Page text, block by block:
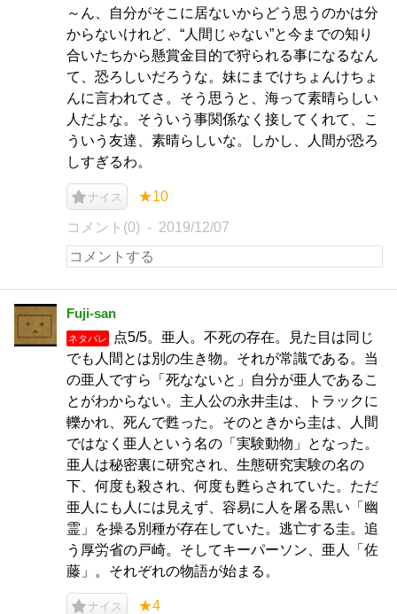
～ん、自分がそこに居ないからどう思うのかは分
からないけれど、“人間じゃない”と今までの知り
合いたちから懸賞金目的で狩られる事になるなん
て、恐ろしいだろうな。妹にまでけちょんけちょ
んに言われてさ。そう思うと、海って素晴らしい
人だよな。そういう事関係なく接してくれて、こ
ういう友達、素晴らしいな。しかし、人間が恐ろ
しすぎるわ。
ナイス ★10
コメント(0) 2019/12/07
Fuji-san
ネタバレ
点5/5。亜人。不死の存在。見た目は同じ
でも人間とは別の生き物。それが常識である。当
の亜人ですら「死なないと」自分が亜人であるこ
とがわからない。主人公の永井圭は、トラックに
轢かれ、死んで甦った。そのときから圭は、人間
ではなく亜人という名の「実験動物」となった。
亜人は秘密裏に研究され、生態研究実験の名の
下、何度も殺され、何度も甦らされていた。ただ
亜人にも人には見えず、容易に人を屠る黒い「幽
霊」を操る別種が存在していた。逃亡する圭。追
う厚労省の戸崎。そしてキーパーソン、亜人「佐
藤」。それぞれの物語が始まる。
ナイス ★4